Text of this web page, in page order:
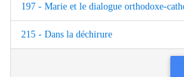
197 - Marie et le dialogue orthodoxe-
215 - Dans la déchirure